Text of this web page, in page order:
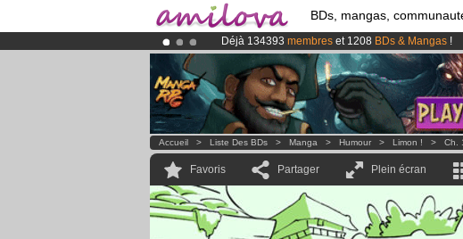
BDs, mangas,
Déjà 134393 membres et 1208 BDs & Mangas !
LeKickstarter Amilova est désormais lancé!.
Abonnement premium: à partir de
3.95 eurospar
Accueil > Liste Des BDs > Manga > Humour > Limon ! > Ch.
Favoris Partager Plein écran